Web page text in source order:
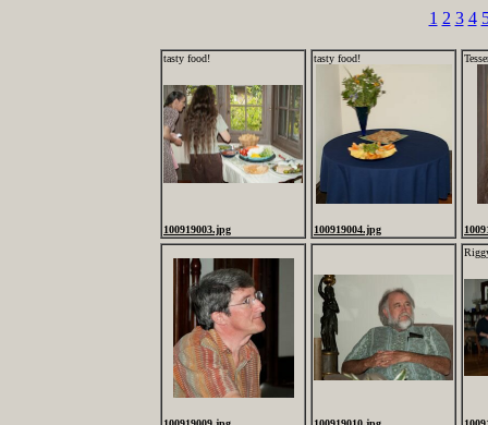
1 2 3 4
tasty food!
100919003.jpg
tasty food!
100919004.jpg